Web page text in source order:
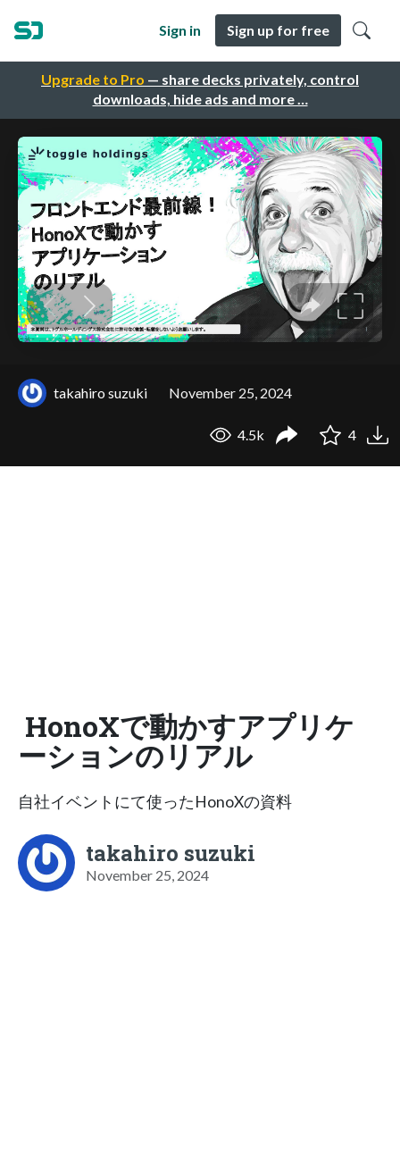
Upgrade to Pro — share decks privately, control
downloads, hide ads and more …
Sign in Sign up for free
takahiro suzuki November 25, 2024
4.5k 4
HonoXで動かすアプリケ
ーションのリアル
自社イベントにて使ったHonoXの資料
takahiro suzuki
November 25, 2024